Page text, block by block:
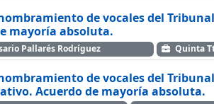
nombramiento de vocales del
mayoría absoluta.
Pallarés Rodríguez Quinta
de vocales del
Acuerdo de mayoría absoluta.